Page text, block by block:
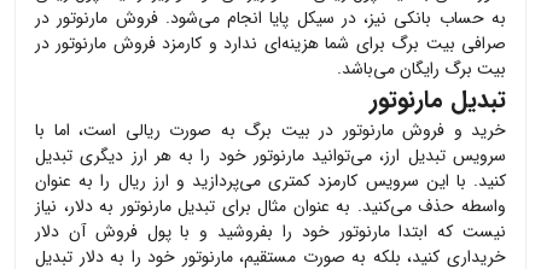
به حساب بانکی نیز، در سیکل پایا انجام می‌شود. فروش مارنوتور در
صرافی بیت برگ برای شما هزینه‌ای ندارد و کارمزد فروش مارنوتور در
بیت برگ رایگان می‌باشد.
تبدیل مارنوتور
خرید و فروشمارنوتور در بیت برگ به صورت ریالی است، اما با
سرویس تبدیل ارز، می‌توانیدمارنوتور خود را به هر ارز دیگری تبدیل
کنید. با این سرویس کارمزد کمتری می‌پردازید و ارز ریال را به عنوان
واسطه حذف می‌کنید. به عنوان مثال برای تبدیلمارنوتور به دلار، نیاز
نیست که ابتدامارنوتور خود را بفروشید و با پول فروش آن دلار
خریداری کنید، بلکه به صورت مستقیم،مارنوتور خود را به دلار تبدیل